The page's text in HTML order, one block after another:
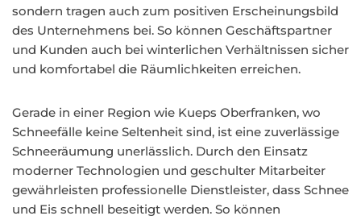
sondern tragen auch zum positiven Erscheinungsbild
des Unternehmens bei. So können Geschäftspartner
und Kunden auch bei winterlichen Verhältnissen sicher
und komfortabel die Räumlichkeiten erreichen.
Gerade in einer Region wie Kueps Oberfranken, wo
Schneefälle keine Seltenheit sind, ist eine zuverlässige
Schneeräumung unerlässlich. Durch den Einsatz
moderner Technologien und geschulter Mitarbeiter
gewährleisten professionelle Dienstleister, dass Schnee
und Eis schnell beseitigt werden. So können